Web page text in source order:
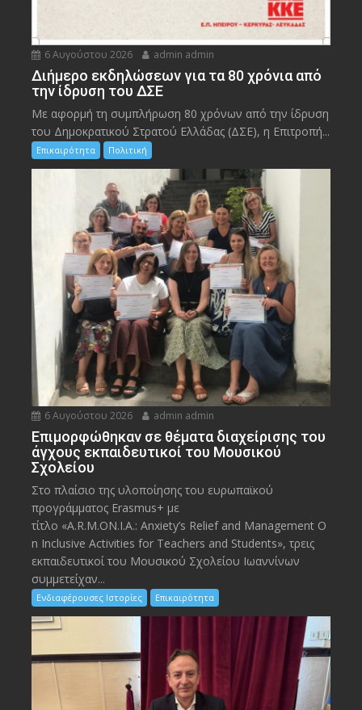
6 Αυγούστου 2026 admin admin
Διήμερο εκδηλώσεων για τα 80 χρόνια από
την ίδρυση του ΔΣΕ
Με αφορμή τη συμπλήρωση 80 χρόνων από την ίδρυση
του Δημοκρατικού Στρατού Ελλάδας (ΔΣΕ), η Επιτροπή...
Επικαιρότητα Πολιτική
6 Αυγούστου 2026 admin admin
Eπιμορφώθηκαν σε θέματα διαχείρισης του
άγχους εκπαιδευτικοί του Μουσικού
Σχολείου
Στο πλαίσιο της υλοποίησης του ευρωπαϊκού
προγράμματος Erasmus+ με
τίτλο «A.R.M.ON.I.A.: Anxiety’s Relief and Management O
n Inclusive Activities for Teachers and Students», τρεις
εκπαιδευτικοί του Μουσικού Σχολείου Ιωαννίνων
συμμετείχαν...
Ενδιαφέρουσες Ιστορίες Επικαιρότητα